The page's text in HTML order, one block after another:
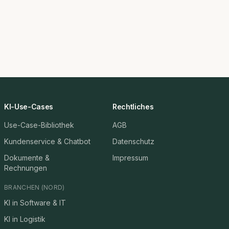
KI-Use-Cases
Use-Case-Bibliothek
Kundenservice & Chatbot
Dokumente &
Rechnungen
BRANCHEN (NORD)
KI in Software & IT
KI in Logistik
Rechtliches
AGB
Datenschutz
Impressum